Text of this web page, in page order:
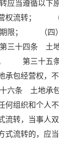
应当遵循以
营权流转；
期限； （
十四条 土
。 第三十五
包经营权，
条 土地承包
任何组织和个
转，当事人
方式流转的，